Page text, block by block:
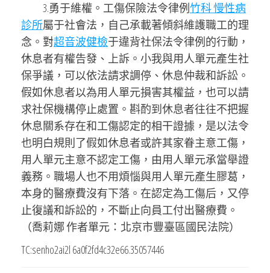
3.勇于維權。工傷保險法令律例竹科 慢性病
診所屬于社會法，自己承載著傾斜維護職工的理
念。對超音波健檢于違背社保法令律例的行動，
休息者有權告發、上訴。小我與用人單元產生社
保爭議，可以依法請求調停、休息仲裁和訴訟。
假如休息者以為用人單元損害其權益，也可以請
求社保機構停止處置。斟酌到休息者往往不把握
休息關系存在和工傷認定的相干證據，是以法令
也明白規則了假如休息者或許其家眷主意工傷，
用人單元主意不認定工傷，由用人單元承當舉證
義務。職場人也不用煩惱與用人單元產生膠葛，
本身的醫療費沒有下落。在認定為工傷后，又停
止復議和訴訟的，不斷止向員工付出醫療費。
（喬莉娜 作者單元：北京市豐臺區國民法院）
TC:senho2ai2l 6a0f2fd4c32e66.35057446